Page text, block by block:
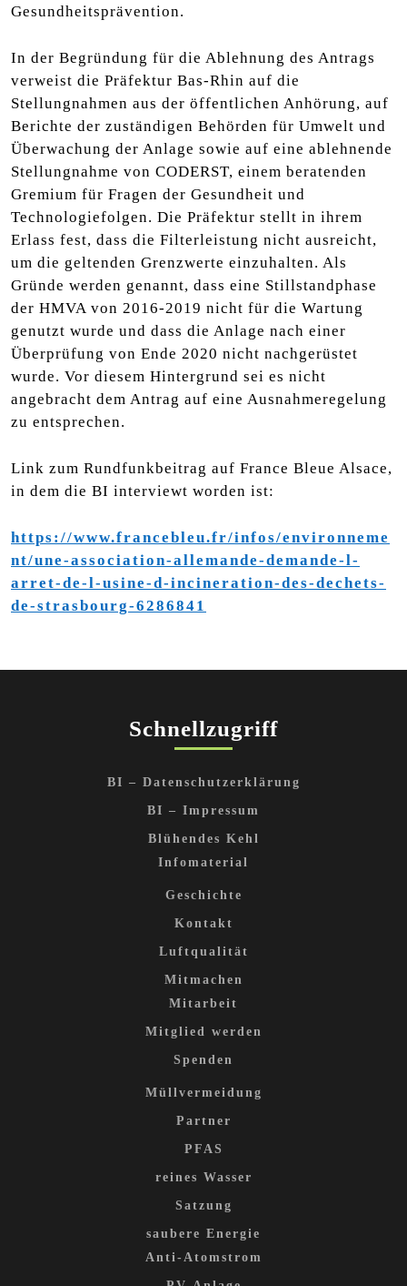
Gesundheitsprävention.
In der Begründung für die Ablehnung des Antrags
verweist die Präfektur Bas-Rhin auf die
Stellungnahmen aus der öffentlichen Anhörung, auf
Berichte der zuständigen Behörden für Umwelt und
Überwachung der Anlage sowie auf eine ablehnende
Stellungnahme von CODERST, einem beratenden
Gremium für Fragen der Gesundheit und
Technologiefolgen. Die Präfektur stellt in ihrem
Erlass fest, dass die Filterleistung nicht ausreicht,
um die geltenden Grenzwerte einzuhalten. Als
Gründe werden genannt, dass eine Stillstandphase
der HMVA von 2016-2019 nicht für die Wartung
genutzt wurde und dass die Anlage nach einer
Überprüfung von Ende 2020 nicht nachgerüstet
wurde. Vor diesem Hintergrund sei es nicht
angebracht dem Antrag auf eine Ausnahmeregelung
zu entsprechen.
Link zum Rundfunkbeitrag auf France Bleue Alsace,
in dem die BI interviewt worden ist:
https://www.francebleu.fr/infos/environneme
nt/une-association-allemande-demande-l-
arret-de-l-usine-d-incineration-des-dechets-
de-strasbourg-6286841
Schnellzugriff
BI – Datenschutzerklärung
BI – Impressum
Blühendes Kehl
Infomaterial
Geschichte
Kontakt
Luftqualität
Mitmachen
Mitarbeit
Mitglied werden
Spenden
Müllvermeidung
Partner
PFAS
reines Wasser
Satzung
saubere Energie
Anti-Atomstrom